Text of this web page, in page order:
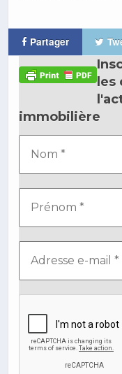
Partager
immobilière